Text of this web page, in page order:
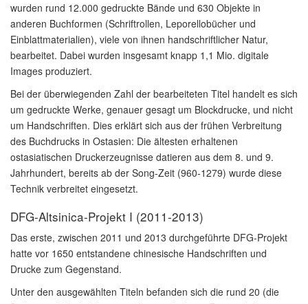
wurden rund 12.000 gedruckte Bände und 630 Objekte in
anderen Buchformen (Schriftrollen, Leporellobücher und
Einblattmaterialien), viele von ihnen handschriftlicher Natur,
bearbeitet. Dabei wurden insgesamt knapp 1,1 Mio. digitale
Images produziert.
Bei der überwiegenden Zahl der bearbeiteten Titel handelt es sich
um gedruckte Werke, genauer gesagt um Blockdrucke, und nicht
um Handschriften. Dies erklärt sich aus der frühen Verbreitung
des Buchdrucks in Ostasien: Die ältesten erhaltenen
ostasiatischen Druckerzeugnisse datieren aus dem 8. und 9.
Jahrhundert, bereits ab der Song-Zeit (960-1279) wurde diese
Technik verbreitet eingesetzt.
DFG-Altsinica-Projekt I (2011-2013)
Das erste, zwischen 2011 und 2013 durchgeführte DFG-Projekt
hatte vor 1650 entstandene chinesische Handschriften und
Drucke zum Gegenstand.
Unter den ausgewählten Titeln befanden sich die rund 20 (die